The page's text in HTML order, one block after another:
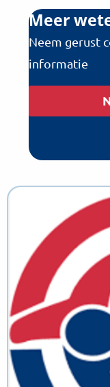
Meer
Neem gerust
informatie
Lees
maakt
ICT
Career
een
goed
IT
recruitment